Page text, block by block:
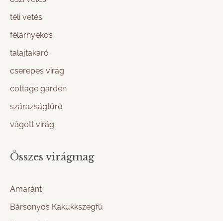
téli vetés
félárnyékos
talajtakaró
cserepes virág
cottage garden
szárazságtűrő
vágott virág
Összes virágmag
Amaránt
Bársonyos Kakukkszegfű